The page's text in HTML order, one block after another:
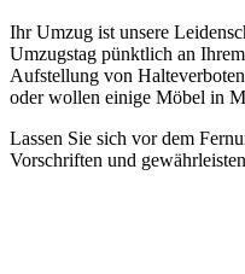
Ihr Umzug ist unsere
Umzugstag pünktlich an
Aufstellung von
oder wollen einige Möbel in
Lassen Sie sich vor dem
Vorschriften und